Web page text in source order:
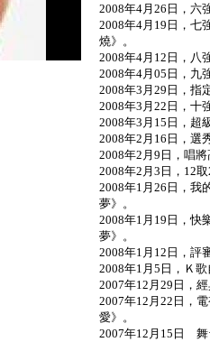
2008年4月26日，六
2008年4月19日，七
燒》。
2008年4月12日，八
2008年4月05日，九
2008年3月29日，指
2008年3月22日，十
2008年3月15日，超
2008年2月16日，選
2008年2月9日，唱
2008年2月3日，12
2008年1月26日，我
夢》。
2008年1月19日，快
夢》。
2008年1月12日，評
2008年1月5日，Ｋ
2007年12月29日，
2007年12月22日，
愛》。
2007年12月15日 舞